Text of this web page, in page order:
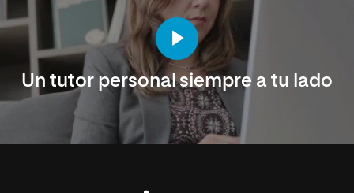
Un tutor personal siempre a tu lado